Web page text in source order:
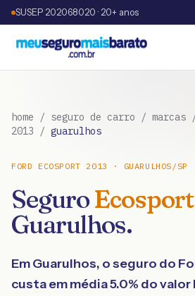
SUSEP 202068020 · 20+ anos
home / seguro de carro / marcas
2013 / guarulhos
FORD ECOSPORT 2013 · GUARULHOS /SP
SeguroEcosport
Guarulhos.
EmGuarulhos, o seguro do
custa em média5.0% do valor